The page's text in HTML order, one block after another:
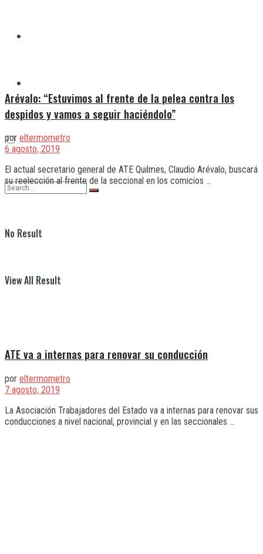
No Result
View All Result
Arévalo: “Estuvimos al frente de la pelea contra los
despidos y vamos a seguir haciéndolo”
por eltermometro
6 agosto, 2019
El actual secretario general de ATE Quilmes, Claudio Arévalo, buscará
su reelección al frente de la seccional en los comicios ...
ATE va a internas para renovar su conducción
por eltermometro
7 agosto, 2019
La Asociación Trabajadores del Estado va a internas para renovar sus
conducciones a nivel nacional, provincial y en las seccionales ...